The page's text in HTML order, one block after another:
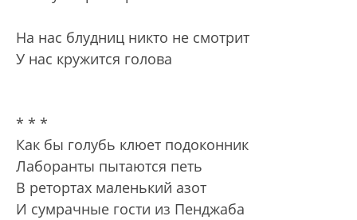
На нас блудниц никто не смотрит
У нас кружится голова
* * *
Как бы голубь клюет подоконник
Лаборанты пытаются петь
В ретортах маленький азот
И сумрачные гости из Пенджаба